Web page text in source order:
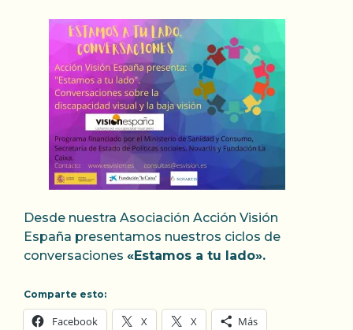
Desde nuestra Asociación Acción Visión
España presentamos nuestros ciclos de
conversaciones «Estamos a tu lado».
Comparte esto:
Facebook X X Más